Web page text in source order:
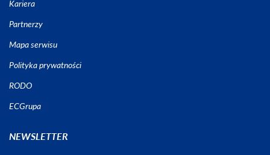
Kariera
Partnerzy
Mapa serwisu
Polityka prywatności
RODO
ECGrupa
NEWSLETTER